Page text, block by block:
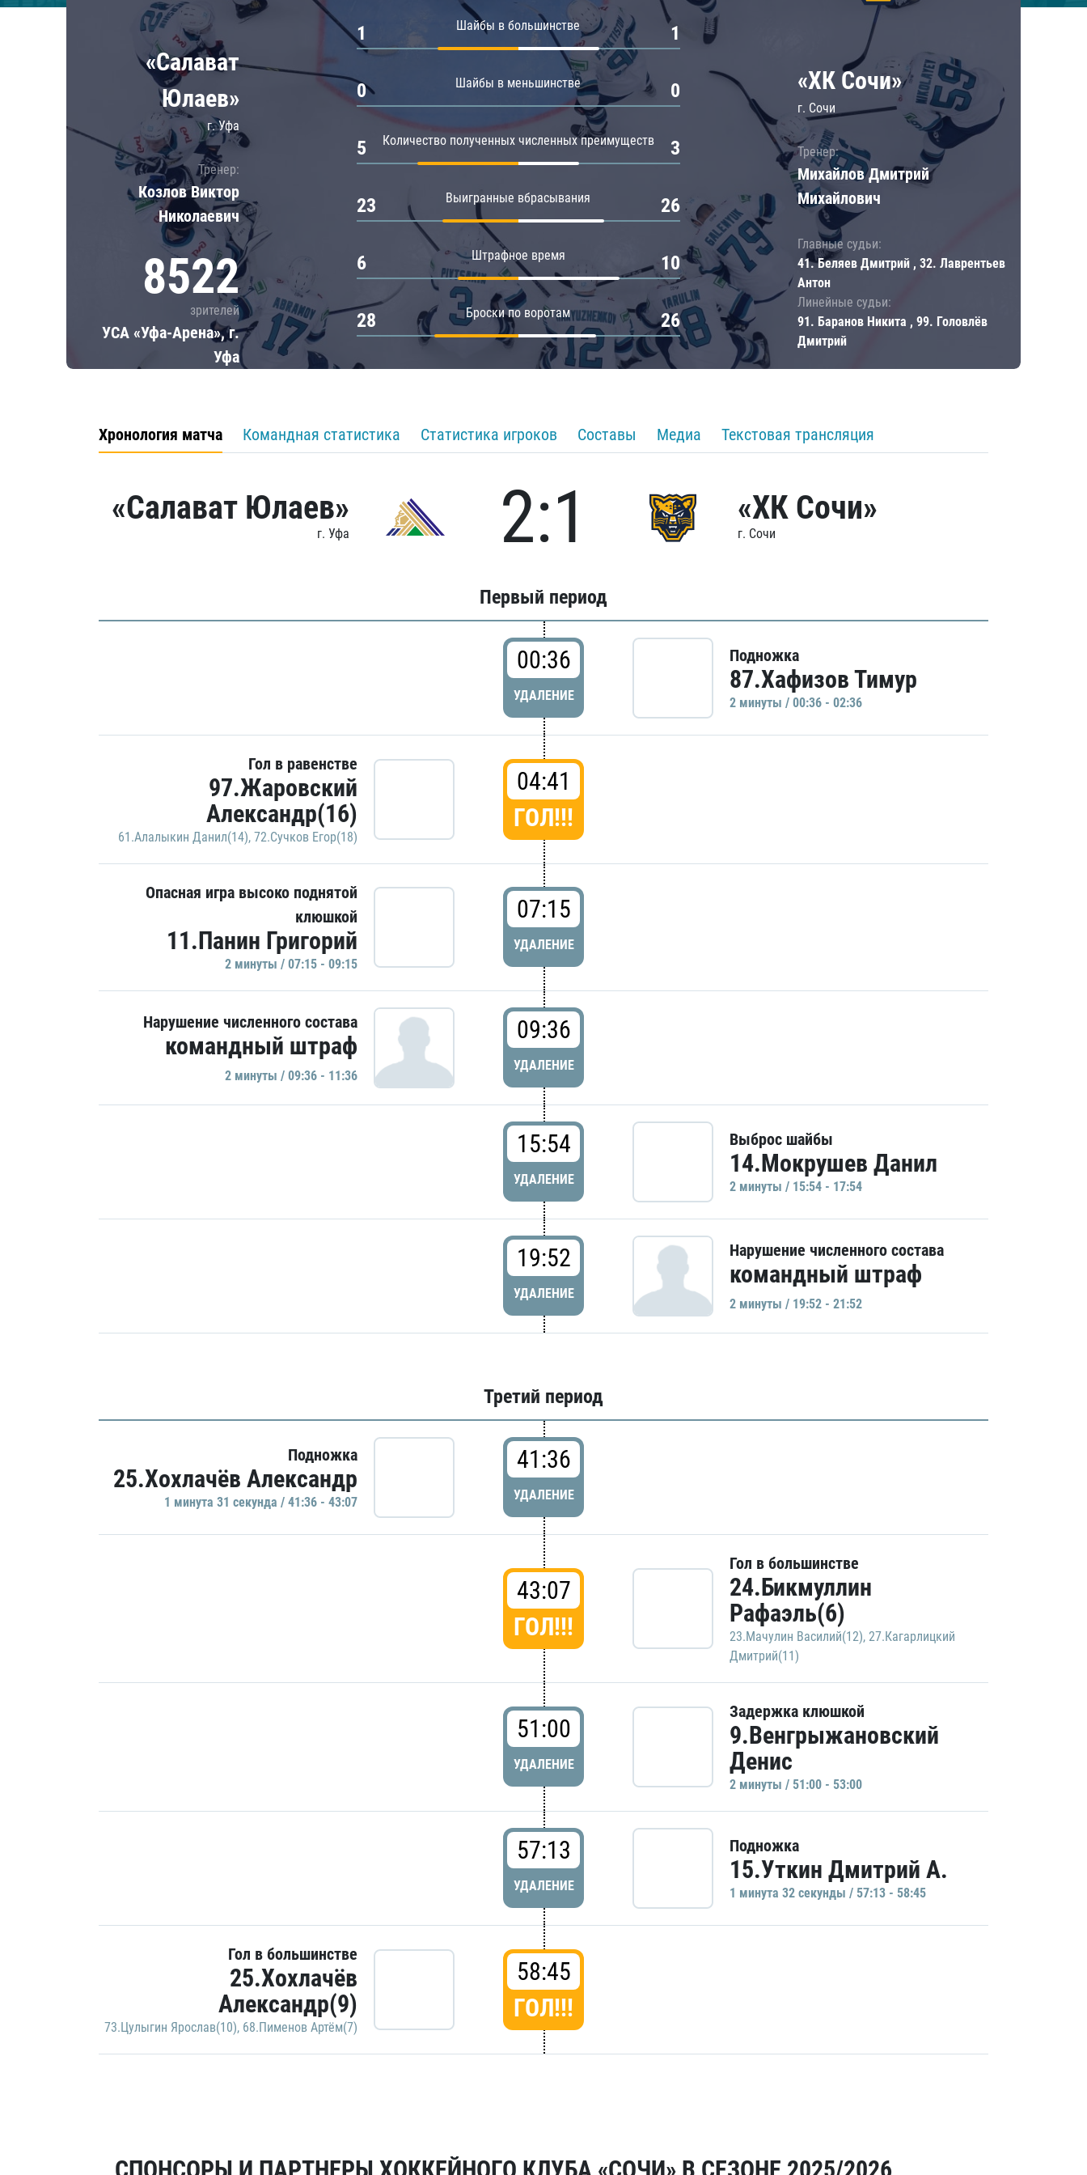
Локомотив
ЦСКА
«Салават
Юлаев»
г. Уфа
Тренер:
Козлов Виктор
Николаевич
8522
зрителей
УСА «Уфа-Арена», г.
Уфа
Шайбы в большинстве
1 1
Шайбы в меньшинстве
0 0
Количество полученных численных преимуществ
5 3
Выигранные вбрасывания
23 26
Штрафное время
6 10
Броски по воротам
28 26
«ХК Сочи»
г. Сочи
Тренер:
Михайлов Дмитрий
Михайлович
Главные судьи:
41. Беляев Дмитрий , 32. Лаврентьев
Антон
Линейные судьи:
91. Баранов Никита , 99. Головлёв
Дмитрий
Хронология матча Командная статистика Статистика игроков Составы Медиа Текстовая трансляция
«Салават Юлаев»
г. Уфа 2:1 «ХК Сочи»
г. Сочи
Первый период
00:36
УДАЛЕНИЕ
Подножка
87.Хафизов Тимур
2 минуты / 00:36 - 02:36
Гол в равенстве
97.Жаровский
Александр(16)
61.Алалыкин Данил(14), 72.Сучков Егор(18)
04:41
ГОЛ!!!
Опасная игра высоко поднятой
клюшкой
11.Панин Григорий
2 минуты / 07:15 - 09:15
07:15
УДАЛЕНИЕ
Нарушение численного состава
командный штраф
2 минуты / 09:36 - 11:36
09:36
УДАЛЕНИЕ
15:54
УДАЛЕНИЕ
Выброс шайбы
14.Мокрушев Данил
2 минуты / 15:54 - 17:54
19:52
УДАЛЕНИЕ
Нарушение численного состава
командный штраф
2 минуты / 19:52 - 21:52
Третий период
Подножка
25.Хохлачёв Александр
1 минутa 31 секундa / 41:36 - 43:07
41:36
УДАЛЕНИЕ
43:07
ГОЛ!!!
Гол в большинстве
24.Бикмуллин
Рафаэль(6)
23.Мачулин Василий(12), 27.Кагарлицкий
Дмитрий(11)
51:00
УДАЛЕНИЕ
Задержка клюшкой
9.Венгрыжановский
Денис
2 минуты / 51:00 - 53:00
57:13
УДАЛЕНИЕ
Подножка
15.Уткин Дмитрий А.
1 минутa 32 секунды / 57:13 - 58:45
Гол в большинстве
25.Хохлачёв
Александр(9)
73.Цулыгин Ярослав(10), 68.Пименов Артём(7)
58:45
ГОЛ!!!